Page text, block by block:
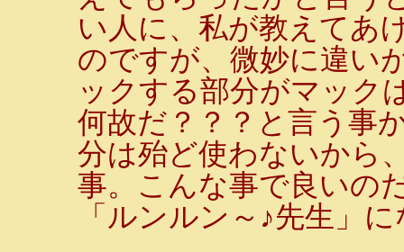
い人に、私が教えてあ
のですが、微妙に違い
ックする部分がマック
何故だ？？？と言う事
分は殆ど使わないから
事。こんな事で良いの
「ルンルン～♪先生」